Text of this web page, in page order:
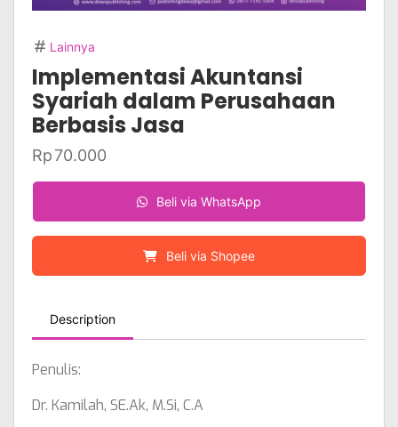
Lainnya
Implementasi Akuntansi
Syariah dalam Perusahaan
Berbasis Jasa
Rp70.000
Beli via WhatsApp
Beli via Shopee
Description
Penulis:
Dr. Kamilah, SE.Ak, M.Si, C.A